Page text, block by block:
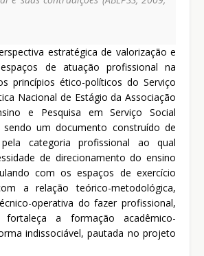
estratégica de valorização e
de atuação profissional na
princípios ético-políticos do Serviço
Nacional de Estágio da Associação
e Pesquisa em Serviço Social
sendo um documento construído de
categoria profissional ao qual
de direcionamento do ensino
com os espaços de exercício
a relação teórico-metodológica,
operativa do fazer profissional,
a formação acadêmico-
indissociável, pautada no projeto